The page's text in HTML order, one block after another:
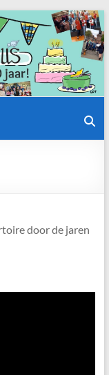
door de jaren